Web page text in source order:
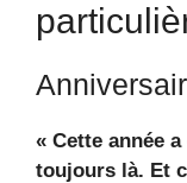
« Cette année
toujours là. Et